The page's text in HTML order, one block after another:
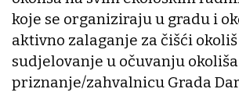
koje se organiziraju u gradu i
aktivno zalaganje za čišći
sudjelovanje u očuvanju
priznanje/zahvalnicu Grada